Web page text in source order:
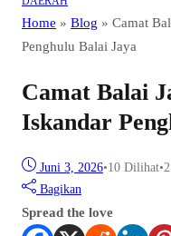
Home » Blog » Camat
Penghulu Balai Jaya
Camat Balai
Iskandar
Juni 3, 2026•10 Dilihat•
Bagikan
Spread the love